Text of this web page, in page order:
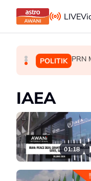
Skip to main content
LIVE
MALAYSIA
MALAYSIA
POLITIK PRN
IAEA
01:18